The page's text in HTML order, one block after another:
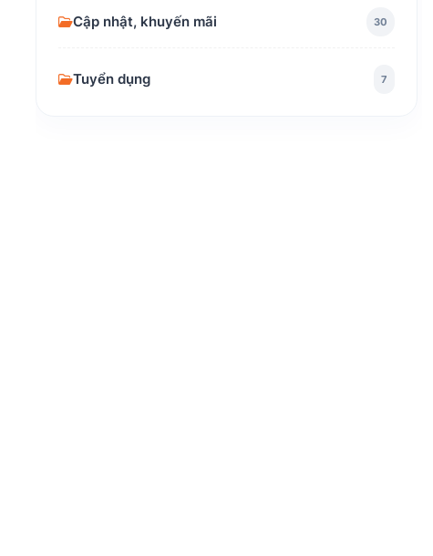
Cập nhật, khuyến mãi 30
Tuyển dụng 7